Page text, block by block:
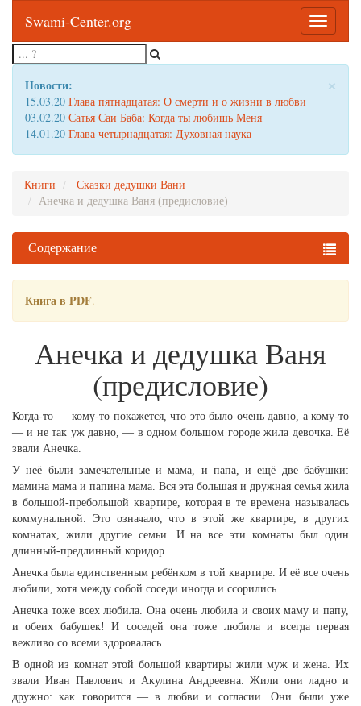
Toggle
Swami-Center.org
×
Новости:
15.03.20 Глава пятнадцатая: О смерти и о жизни в любви
03.02.20 Сатья Саи Баба: Когда ты любишь Меня
14.01.20 Глава четырнадцатая: Духовная наука
Книги
Сказки дедушки Вани
Анечка и дедушка Ваня (предисловие)
Содержание
Книга в PDF.
Анечка и дедушка Ваня
(предисловие)
Когда-то — кому-то покажется, что это было очень давно, а кому-то
— и не так уж давно, — в одном большом городе жила девочка. Её
звали Анечка.
У неё были замечательные и мама, и папа, и ещё две бабушки:
мамина мама и папина мама. Вся эта большая и дружная семья жила
в большой-пребольшой квартире, которая в те времена называлась
коммунальной. Это означало, что в этой же квартире, в других
комнатах, жили другие семьи. И на все эти комнаты был один
длинный-предлинный коридор.
Анечка была единственным ребёнком в той квартире. И её все очень
любили, хотя между собой соседи иногда и ссорились.
Анечка тоже всех любила. Она очень любила и своих маму и папу,
и обеих бабушек! И соседей она тоже любила и всегда первая
вежливо со всеми здоровалась.
В одной из комнат этой большой квартиры жили муж и жена. Их
звали Иван Павлович и Акулина Андреевна. Жили они ладно и
дружно: как говорится — в любви и согласии. Они были уже